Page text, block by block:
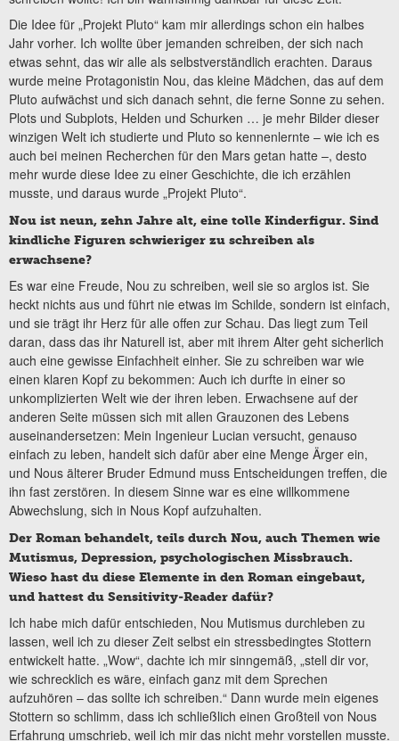
Die Idee für „Projekt Pluto“ kam mir allerdings schon ein halbes
Jahr vorher. Ich wollte über jemanden schreiben, der sich nach
etwas sehnt, das wir alle als selbstverständlich erachten. Daraus
wurde meine Protagonistin Nou, das kleine Mädchen, das auf dem
Pluto aufwächst und sich danach sehnt, die ferne Sonne zu sehen.
Plots und Subplots, Helden und Schurken … je mehr Bilder dieser
winzigen Welt ich studierte und Pluto so kennenlernte – wie ich es
auch bei meinen Recherchen für den Mars getan hatte –, desto
mehr wurde diese Idee zu einer Geschichte, die ich erzählen
musste, und daraus wurde „Projekt Pluto“.
Nou ist neun, zehn Jahre alt, eine tolle Kinderfigur. Sind
kindliche Figuren schwieriger zu schreiben als
erwachsene?
Es war eine Freude, Nou zu schreiben, weil sie so arglos ist. Sie
heckt nichts aus und führt nie etwas im Schilde, sondern ist einfach,
und sie trägt ihr Herz für alle offen zur Schau. Das liegt zum Teil
daran, dass das ihr Naturell ist, aber mit ihrem Alter geht sicherlich
auch eine gewisse Einfachheit einher. Sie zu schreiben war wie
einen klaren Kopf zu bekommen: Auch ich durfte in einer so
unkomplizierten Welt wie der ihren leben. Erwachsene auf der
anderen Seite müssen sich mit allen Grauzonen des Lebens
auseinandersetzen: Mein Ingenieur Lucian versucht, genauso
einfach zu leben, handelt sich dafür aber eine Menge Ärger ein,
und Nous älterer Bruder Edmund muss Entscheidungen treffen, die
ihn fast zerstören. In diesem Sinne war es eine willkommene
Abwechslung, sich in Nous Kopf aufzuhalten.
Der Roman behandelt, teils durch Nou, auch Themen wie
Mutismus, Depression, psychologischen Missbrauch.
Wieso hast du diese Elemente in den Roman eingebaut,
und hattest du Sensitivity-Reader dafür?
Ich habe mich dafür entschieden, Nou Mutismus durchleben zu
lassen, weil ich zu dieser Zeit selbst ein stressbedingtes Stottern
entwickelt hatte. „Wow“, dachte ich mir sinngemäß, „stell dir vor,
wie schrecklich es wäre, einfach ganz mit dem Sprechen
aufzuhören – das sollte ich schreiben.“ Dann wurde mein eigenes
Stottern so schlimm, dass ich schließlich einen Großteil von Nous
Erfahrung umschrieb, weil ich mir das nicht mehr vorstellen musste.